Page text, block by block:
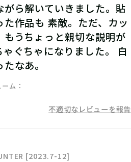
ら解いていきました。貼
作品も 素敵。ただ、カッ
うちょっと親切な説明が
ぐちゃになりました。 白
なあ。
ーム
不適切なレビューを報告
[2023.7-12]